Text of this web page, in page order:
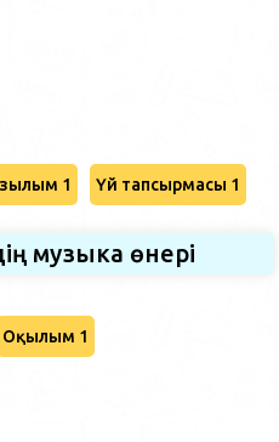
1 Үй тапсырмасы 1
музыка өнері
Оқылым 1